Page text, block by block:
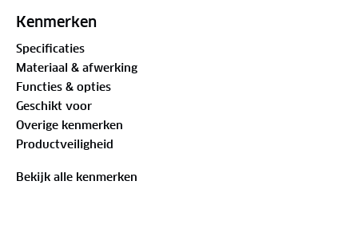
kunt aanpassen aan jouw voeten, voor optimale
als je liever je eigen zolen gebruikt. Deze schoenen
zijn gemakkelijk te combineren met verschillende
outfits en een fijne keuze voor je dagelijkse
bezigheden.
Kenmerken
Specificaties
Materiaal & afwerking
Functies & opties
Geschikt voor
Overige kenmerken
Productveiligheid
Bekijk alle kenmerken